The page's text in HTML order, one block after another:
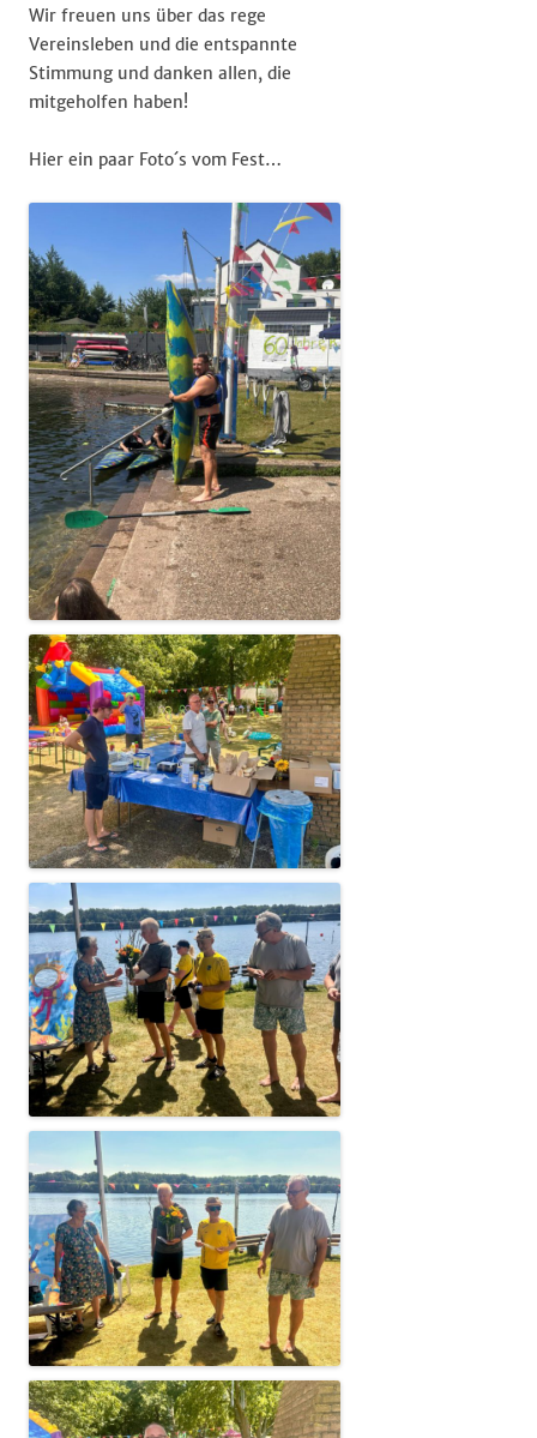
Wir freuen uns über das rege
Vereinsleben und die entspannte
Stimmung und danken allen, die
mitgeholfen haben!
Hier ein paar Foto´s vom Fest…